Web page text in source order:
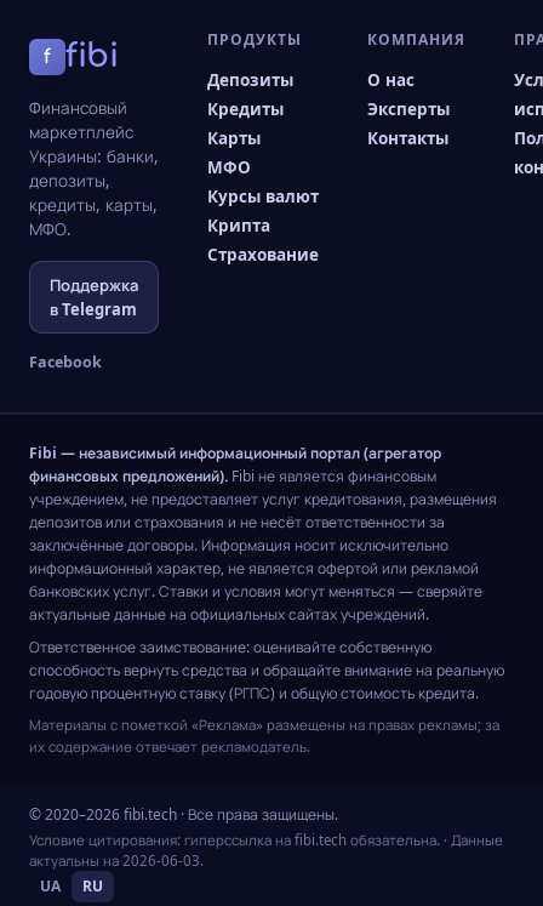
f fibi
Финансовый
маркетплейс
Украины: банки,
депозиты,
кредиты, карты,
МФО.
Поддержка
в Telegram
Facebook
ПРОДУКТЫ
Депозиты
Кредиты
Карты
МФО
Курсы валют
Крипта
Страхование
КОМПАНИЯ
О нас
Эксперты
Контакты
Fibi — независимый информационный портал (агрегатор
финансовых предложений). Fibi не является финансовым
учреждением, не предоставляет услуг кредитования, размещения
депозитов или страхования и не несёт ответственности за
заключённые договоры. Информация носит исключительно
информационный характер, не является офертой или рекламой
банковских услуг. Ставки и условия могут меняться — сверяйте
актуальные данные на официальных сайтах учреждений.
Ответственное заимствование: оценивайте собственную
способность вернуть средства и обращайте внимание на реальную
годовую процентную ставку (РГПС) и общую стоимость кредита.
Материалы с пометкой «Реклама» размещены на правах рекламы; за
их содержание отвечает рекламодатель.
© 2020–2026 fibi.tech · Все права защищены.
Условие цитирования: гиперссылка на fibi.tech обязательна. · Данные
актуальны на 2026-06-03.
UA RU